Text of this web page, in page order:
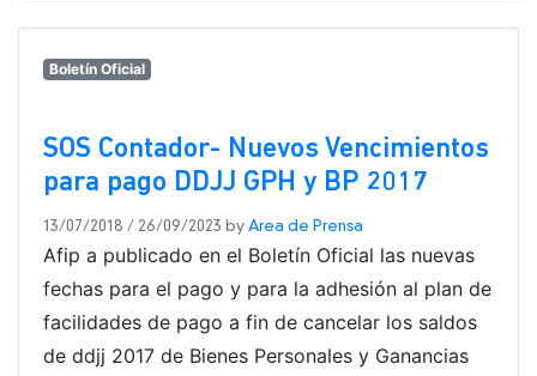
Boletín Oficial
SOS Contador- Nuevos Vencimientos
para pago DDJJ GPH y BP 2017
13/07/2018 / 26/09/2023 by Area de Prensa
Afip a publicado en el Boletín Oficial las nuevas
fechas para el pago y para la adhesión al plan de
facilidades de pago a fin de cancelar los saldos
de ddjj 2017 de Bienes Personales y Ganancias